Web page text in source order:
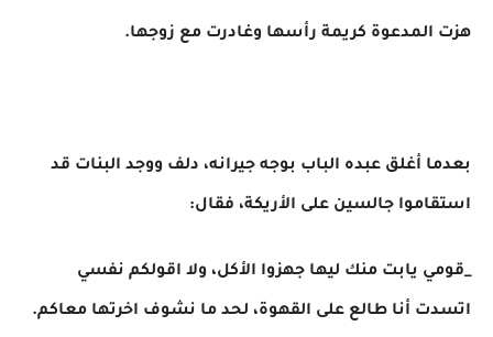
هزت المدعوة كريمة رأسها وغادرت مع زوجها.
بعدما أغلق عبده الباب بوجه جيرانه، دلف ووجد البنات قد
استقاموا جالسين على الأريكة، فقال:
_قومي يابت منك ليها جهزوا الأكل، ولا اقولكم نفسي
اتسدت أنا طالع على القهوة، لحد ما نشوف اخرتها معاكم.